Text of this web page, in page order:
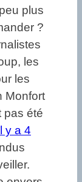
plus
?
les
les
Monfort
pas été
y a 4